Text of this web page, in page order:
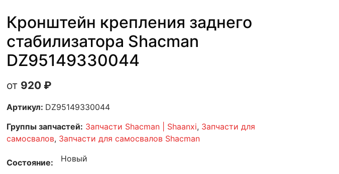
Кронштейн крепления заднего
стабилизатора Shacman
DZ95149330044
920 ₽
Артикул: DZ95149330044
Группы запчастей: Запчасти Shacman | Shaanxi, Запчасти для
самосвалов, Запчасти для самосвалов Shacman
Состояние Новый